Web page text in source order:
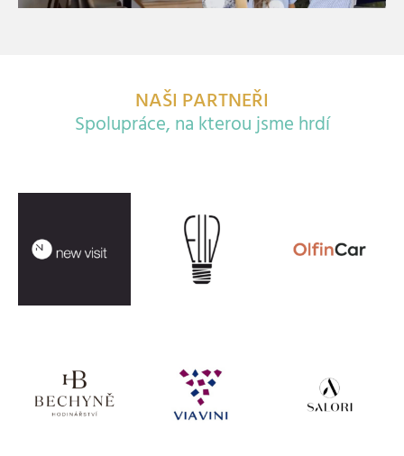
NAŠI PARTNEŘI
Spolupráce, na kterou jsme hrdí